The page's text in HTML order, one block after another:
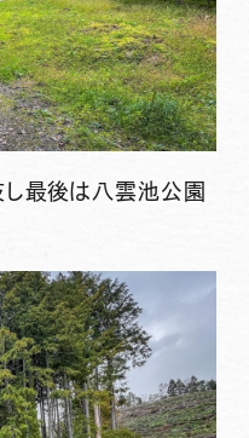
最後は八雲池公園